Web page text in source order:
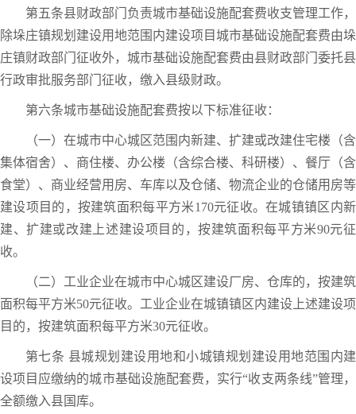
第五条县财政部门负责城市基础设施配套费收支管理工作，
除垛庄镇规划建设用地范围内建设项目城市基础设施配套费由垛
庄镇财政部门征收外，城市基础设施配套费由县财政部门委托县
行政审批服务部门征收，缴入县级财政。
第六条城市基础设施配套费按以下标准征收：
（一）在城市中心城区范围内新建、扩建或改建住宅楼（含
集体宿舍）、商住楼、办公楼（含综合楼、科研楼）、餐厅（含
食堂）、商业经营用房、车库以及仓储、物流企业的仓储用房等
建设项目的，按建筑面积每平方米170元征收。在城镇镇区内新
建、扩建或改建上述建设项目的，按建筑面积每平方米90元征
收。
（二）工业企业在城市中心城区建设厂房、仓库的，按建筑
面积每平方米50元征收。工业企业在城镇镇区内建设上述建设项
目的，按建筑面积每平方米30元征收。
第七条 县城规划建设用地和小城镇规划建设用地范围内建
设项目应缴纳的城市基础设施配套费，实行“收支两条线”管理，
全额缴入县国库。